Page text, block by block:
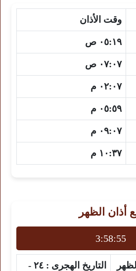
وقت الأذان
٠٥:١٩ ص
٠٧:٠٧ ص
٠٢:٠٧ م
٠٥:٥٩ م
٠٩:٠٧ م
١٠:٣٧ م
أذان الظهر
3:58:54
التاريخ الهجرى :
٢٤ -